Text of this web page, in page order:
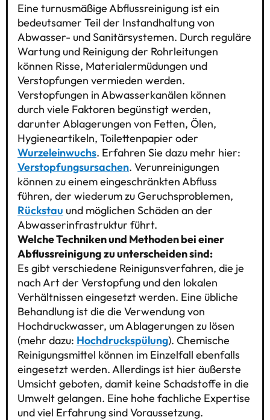
Eine turnusmäßige Abflussreinigung ist ein
bedeutsamer Teil der Instandhaltung von
Abwasser- und Sanitärsystemen. Durch reguläre
Wartung und Reinigung der Rohrleitungen
können Risse, Materialermüdungen und
Verstopfungen vermieden werden.
Verstopfungen in Abwasserkanälen können
durch viele Faktoren begünstigt werden,
darunter Ablagerungen von Fetten, Ölen,
Hygieneartikeln, Toilettenpapier oder
Wurzeleinwuchs. Erfahren Sie dazu mehr hier:
Verstopfungsursachen. Verunreinigungen
können zu einem eingeschränkten Abfluss
führen, der wiederum zu Geruchsproblemen,
Rückstau und möglichen Schäden an der
Abwasserinfrastruktur führt.
Welche Techniken und Methoden bei einer
Abflussreinigung zu unterscheiden sind:
Es gibt verschiedene Reinigunsverfahren, die je
nach Art der Verstopfung und den lokalen
Verhältnissen eingesetzt werden. Eine übliche
Behandlung ist die die Verwendung von
Hochdruckwasser, um Ablagerungen zu lösen
(mehr dazu: Hochdruckspülung). Chemische
Reinigungsmittel können im Einzelfall ebenfalls
eingesetzt werden. Allerdings ist hier äußerste
Umsicht geboten, damit keine Schadstoffe in die
Umwelt gelangen. Eine hohe fachliche Expertise
und viel Erfahrung sind Voraussetzung.